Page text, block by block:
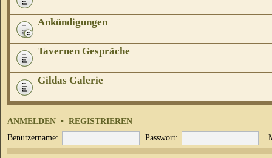
Ankündigungen
Tavernen Gespräche
Gildas Galerie
ANMELDEN • REGISTRIEREN
Benutzername: Passwort: |